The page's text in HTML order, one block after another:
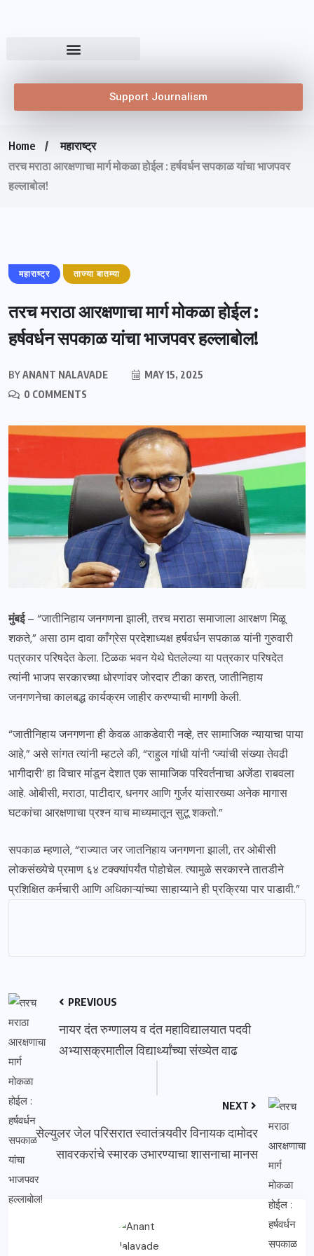
Support Journalism
Home
महाराष्ट्र
तरच मराठा आरक्षणाचा मार्ग मोकळा होईल : हर्षवर्धन सपकाळ यांचा भाजपवर
हल्लाबोल!
महाराष्ट्र ताज्या बातम्या
तरच मराठा आरक्षणाचा मार्ग मोकळा होईल :
हर्षवर्धन सपकाळ यांचा भाजपवर हल्लाबोल!
BYANANT NALAVADE
MAY 15, 2025
0 COMMENTS
मुंबई– “जातीनिहाय जनगणना झाली, तरच मराठा समाजाला आरक्षण मिळू
शकते,” असा ठाम दावा काँग्रेस प्रदेशाध्यक्ष हर्षवर्धन सपकाळ यांनी गुरुवारी
पत्रकार परिषदेत केला. टिळक भवन येथे घेतलेल्या या पत्रकार परिषदेत
त्यांनी भाजप सरकारच्या धोरणांवर जोरदार टीका करत, जातीनिहाय
जनगणनेचा कालबद्ध कार्यक्रम जाहीर करण्याची मागणी केली.
“जातीनिहाय जनगणना ही केवळ आकडेवारी नव्हे, तर सामाजिक न्यायाचा पाया
आहे,” असे सांगत त्यांनी म्हटले की, “राहुल गांधी यांनी ‘ज्यांची संख्या तेवढी
भागीदारी’ हा विचार मांडून देशात एक सामाजिक परिवर्तनाचा अजेंडा राबवला
आहे. ओबीसी, मराठा, पाटीदार, धनगर आणि गुर्जर यांसारख्या अनेक मागास
घटकांचा आरक्षणाचा प्रश्न याच माध्यमातून सुटू शकतो.”
सपकाळ म्हणाले, “राज्यात जर जातनिहाय जनगणना झाली, तर ओबीसी
लोकसंख्येचे प्रमाण ६४ टक्क्यांपर्यंत पोहोचेल. त्यामुळे सरकारने तातडीने
प्रशिक्षित कर्मचारी आणि अधिकाऱ्यांच्या साहाय्याने ही प्रक्रिया पार पाडावी.”
PREVIOUS
नायर दंत रुग्णालय व दंत महाविद्यालयात पदवी
अभ्यासक्रमातील विद्यार्थ्यांच्या संख्येत वाढ
NEXT
सेल्युलर जेल परिसरात स्वातंत्र्यवीर विनायक दामोदर
सावरकरांचे स्मारक उभारण्याचा शासनाचा मानस